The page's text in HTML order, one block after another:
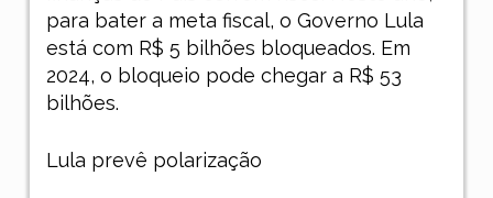
para bater a meta fiscal, o Governo Lula
está com R$ 5 bilhões bloqueados. Em
2024, o bloqueio pode chegar a R$ 53
bilhões.
Lula prevê polarização